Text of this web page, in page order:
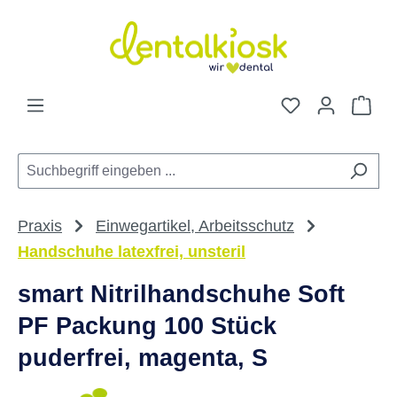
Zum Hauptinhalt springen
Du hast 0
Praxis
Einwegartikel, Arbeitsschutz
Handschuhe latexfrei, unsteril
smart Nitrilhandschuhe Soft
PF Packung 100 Stück
puderfrei, magenta, S